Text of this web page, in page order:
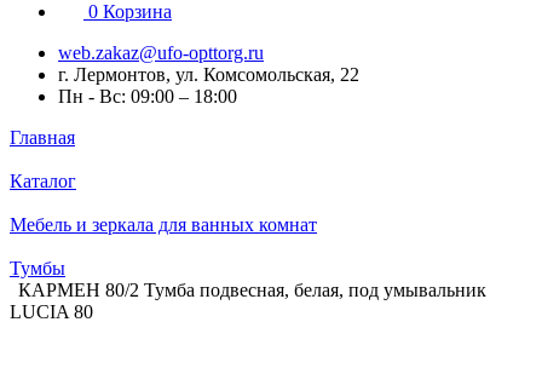
0 Корзина
web.zakaz@ufo-opttorg.ru
г. Лермонтов, ул. Комсомольская, 22
Пн - Вс: 09:00 – 18:00
Главная
Каталог
Мебель и зеркала для ванных комнат
Тумбы
КАРМЕН 80/2 Тумба подвесная, белая, под умывальник
LUCIA 80